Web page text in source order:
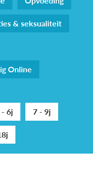
& seksualiteit
Online
6j
7 - 9j